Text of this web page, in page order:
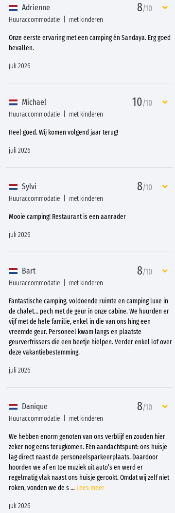
Adrienne 8/10
Huuraccommodatie met kinderen
Onze eerste ervaring met een camping én Sandaya. Erg goed
bevallen.
juli 2026
Michael 10/10
Huuraccommodatie met kinderen
Heel goed. Wij komen volgend jaar terug!
juli 2026
Sylvi 8/10
Huuraccommodatie met kinderen
Mooie camping! Restaurant is een aanrader
juli 2026
Bart 8/10
Huuraccommodatie met kinderen
Fantastische camping, voldoende ruimte en camping luxe in
de chalet… pech met de geur in onze cabine. We huurden er
vijf met de hele familie, enkel in die van ons hing een
vreemde geur. Personeel kwam langs en plaatste
geurverfrissers die een beetje hielpen. Verder enkel lof over
deze vakantiebestemming.
juli 2026
Danique 8/10
Huuraccommodatie met kinderen
We hebben enorm genoten van ons verblijf en zouden hier
zeker nog eens terugkomen. Eén aandachtspunt: ons huisje
lag direct naast de personeelsparkeerplaats. Daardoor
hoorden we af en toe muziek uit auto’s en werd er
regelmatig vlak naast ons huisje gerookt. Omdat wij zelf niet
roken, vonden we de s... Lees meer
juli 2026